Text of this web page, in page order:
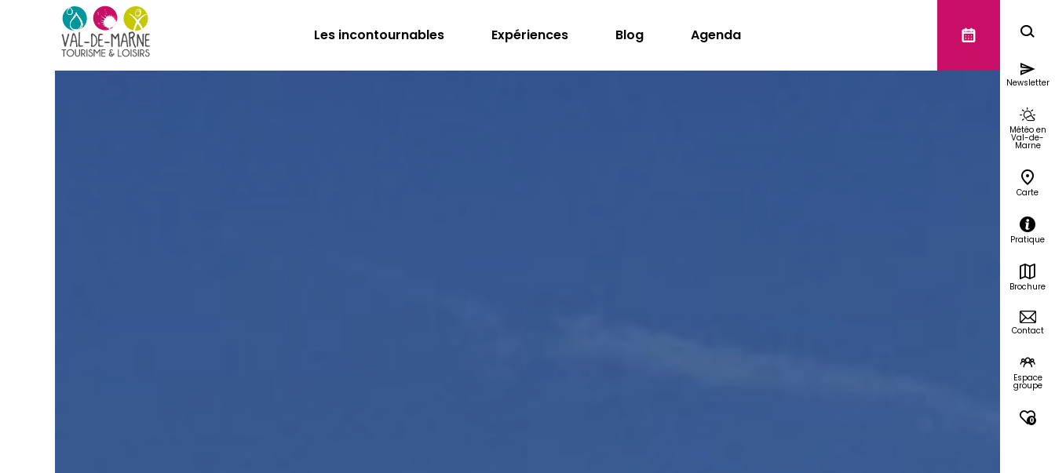
Les incontournables Expériences Blog Agenda
Newsletter
Météo en
Val-de-
Marne
Carte
Pratique
Brochure
Contact
Espace
groupe
0